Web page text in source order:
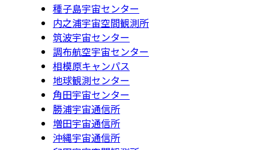
種子島宇宙センター
内之浦宇宙空間観測所
筑波宇宙センター
調布航空宇宙センター
相模原キャンパス
地球観測センター
角田宇宙センター
勝浦宇宙通信所
増田宇宙通信所
沖縄宇宙通信所